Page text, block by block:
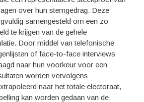
over hun stemgedrag. Deze
samengesteld om een zo
te krijgen van de gehele
Door middel van telefonische
of face-to-face interviews
naar hun voorkeur voor een
worden vervolgens
naar het totale electoraat,
kan worden gedaan van de